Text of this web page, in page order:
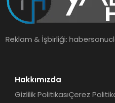
Reklam & İşbirliği:
Hakkımızda
Gizlilik PolitikasıÇerez